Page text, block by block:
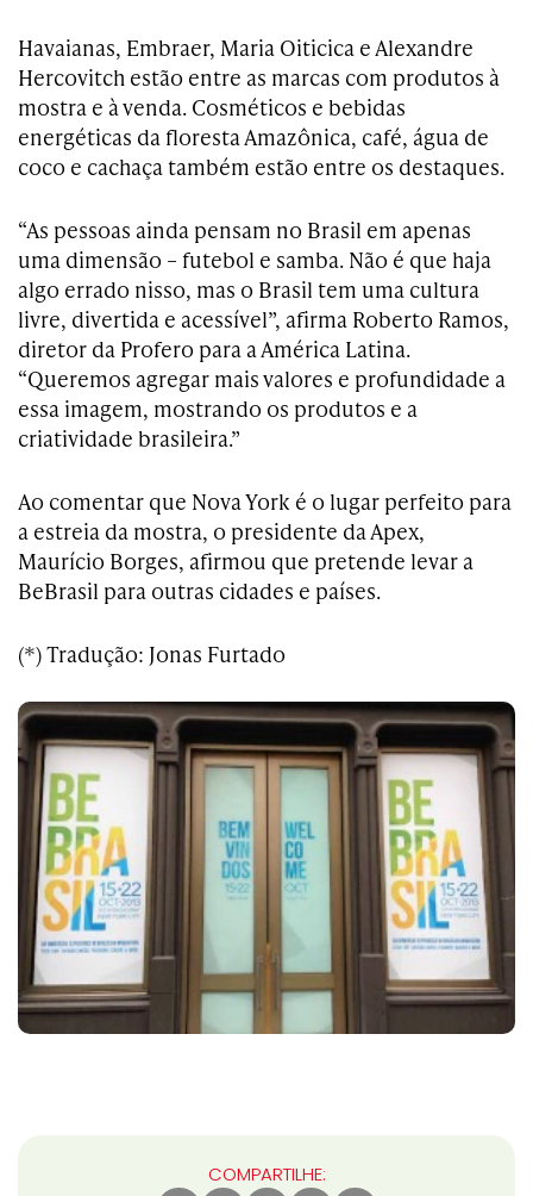
Havaianas, Embraer, Maria Oiticica e Alexandre
Hercovitch estão entre as marcas com produtos à
mostra e à venda. Cosméticos e bebidas
energéticas da floresta Amazônica, café, água de
coco e cachaça também estão entre os destaques.
“As pessoas ainda pensam no Brasil em apenas
uma dimensão – futebol e samba. Não é que haja
algo errado nisso, mas o Brasil tem uma cultura
livre, divertida e acessível”, afirma Roberto Ramos,
diretor da Profero para a América Latina.
“Queremos agregar mais valores e profundidade a
essa imagem, mostrando os produtos e a
criatividade brasileira.”
Ao comentar que Nova York é o lugar perfeito para
a estreia da mostra, o presidente da Apex,
Maurício Borges, afirmou que pretende levar a
BeBrasil para outras cidades e países.
(*) Tradução: Jonas Furtado
COMPARTILHE: